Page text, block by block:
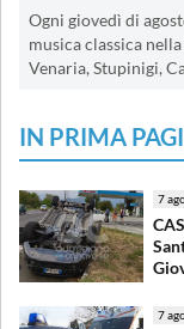
Ogni giovedì di
musica classica
Venaria, Stupinigi,
IN PRIMA
7
7